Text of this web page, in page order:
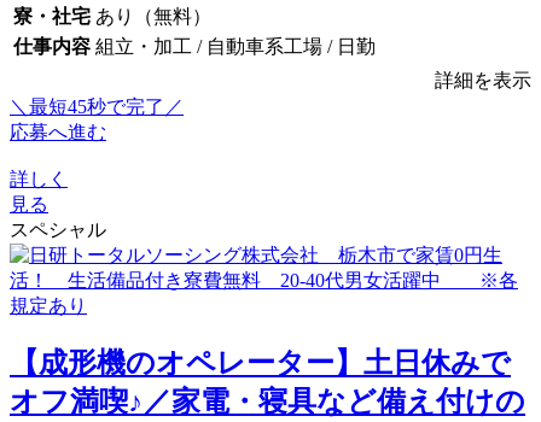
寮・社宅 あり（無料）
仕事内容 組立・加工 / 自動車系工場 / 日勤
詳細を表示
＼最短45秒で完了／
応募へ進む
詳しく
見る
スペシャル
【成形機のオペレーター】土日休みで
オフ満喫♪／家電・寝具など備え付けの